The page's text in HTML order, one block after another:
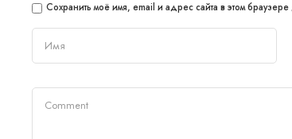
Сохранить моё имя, email и адрес сайта в этом